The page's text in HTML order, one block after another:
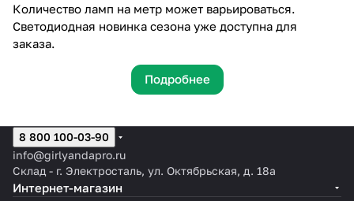
Количество ламп на метр может варьироваться.
Светодиодная новинка сезона уже доступна для
заказа.
Подробнее
8 800 100-03-90
info@girlyandapro.ru
Склад - г. Электросталь, ул. Октябрьская, д. 18а
Интернет-магазин